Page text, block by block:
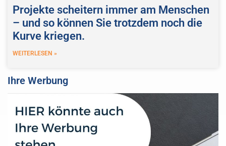
Projekte scheitern immer am Menschen
– und so können Sie trotzdem noch die
Kurve kriegen.
WEITERLESEN »
Ihre Werbung